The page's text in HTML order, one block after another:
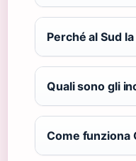
Perché al Sud
Quali sono gli
Come funziona